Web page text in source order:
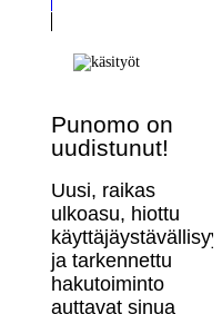
Punomo on
uudistunut!
Uusi, raikas
ulkoasu, hiottu
ja tarkennettu
hakutoiminto
auttavat sinua